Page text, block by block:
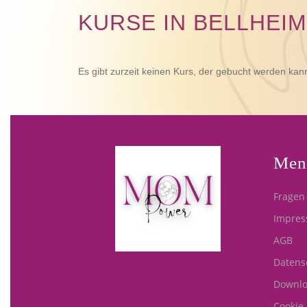
KURSE IN BELLHEIM
Es gibt zurzeit keinen Kurs, der gebucht werden
AGB